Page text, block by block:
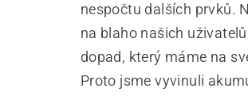
nespočtu dalších prvků.
na blaho našich
dopad, který máme na
Proto jsme vyvinuli